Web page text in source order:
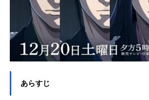
あらすじ